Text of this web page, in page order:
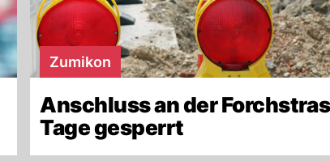
Zumikon
Anschluss an der
Tage gesperrt